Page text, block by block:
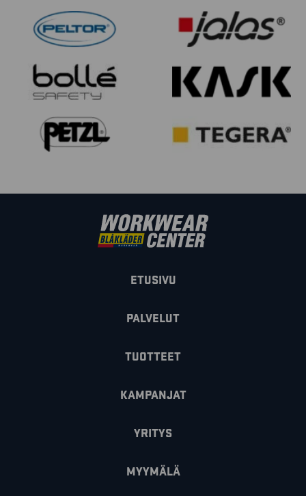
ETUSIVU
PALVELUT
TUOTTEET
KAMPANJAT
YRITYS
MYYMÄLÄ